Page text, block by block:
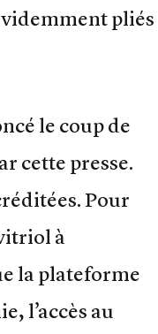
pliés
le coup de
cette presse.
Pour
à
la plateforme
l’accès au